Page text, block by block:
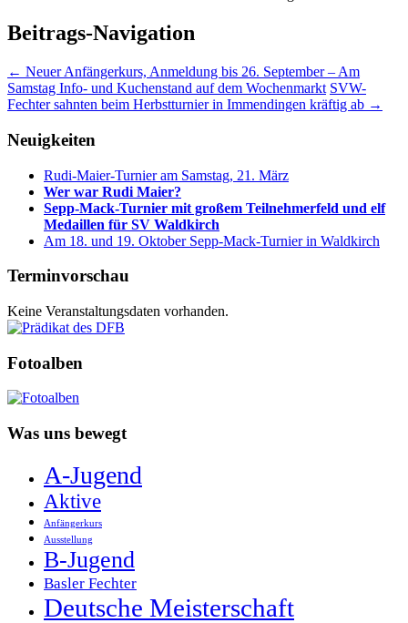
Beitrags-Navigation
← Neuer Anfängerkurs, Anmeldung bis 26. September – Am
Samstag Info- und Kuchenstand auf dem Wochenmarkt SVW-
Fechter sahnten beim Herbstturnier in Immendingen kräftig ab →
Neuigkeiten
Rudi-Maier-Turnier am Samstag, 21. März
Wer war Rudi Maier?
Sepp-Mack-Turnier mit großem Teilnehmerfeld und elf
Medaillen für SV Waldkirch
Am 18. und 19. Oktober Sepp-Mack-Turnier in Waldkirch
Terminvorschau
Keine Veranstaltungsdaten vorhanden.
Fotoalben
Was uns bewegt
A-Jugend
Aktive
Anfängerkurs
Ausstellung
B-Jugend
Basler Fechter
Deutsche Meisterschaft